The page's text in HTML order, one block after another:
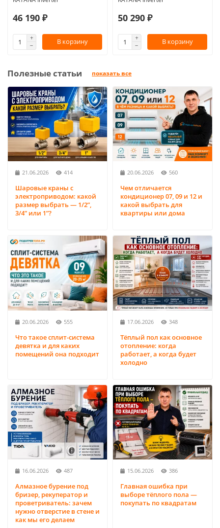
46 190 ₽
В корзину
50 290 ₽
В корзину
Полезные статьи показать все
21.06.2026 414
Шаровые краны с
электроприводом: какой
размер выбрать — 1/2”,
3/4” или 1”?
20.06.2026 560
Чем отличается
кондиционер 07, 09 и 12 и
какой выбрать для
квартиры или дома
20.06.2026 555
Что такое сплит-система
девятка и для каких
помещений она подходит
17.06.2026 348
Тёплый пол как основное
отопление: когда
работает, а когда будет
холодно
16.06.2026 487
Алмазное бурение под
бризер, рекуператор и
проветриватель: зачем
нужно отверстие в стене и
как мы его делаем
15.06.2026 386
Главная ошибка при
выборе тёплого пола —
покупать по квадратам